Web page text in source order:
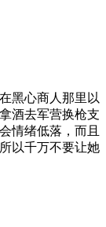
黑心商人那里以
酒去军营换枪支
情绪低落，而且
以千万不要让她